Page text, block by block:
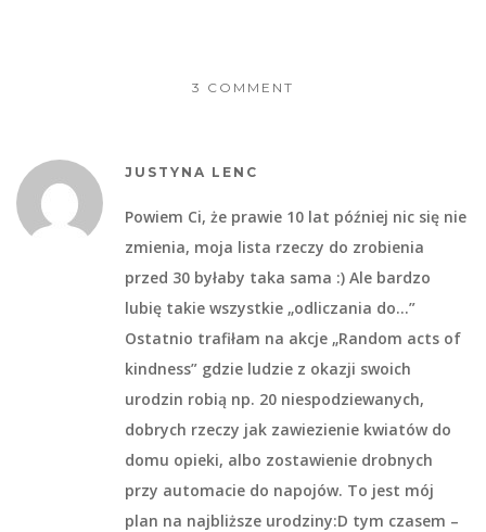
3 COMMENT
JUSTYNA LENC
Powiem Ci, że prawie 10 lat później nic się nie
zmienia, moja lista rzeczy do zrobienia
przed 30 byłaby taka sama :) Ale bardzo
lubię takie wszystkie „odliczania do…”
Ostatnio trafiłam na akcje „Random acts of
kindness” gdzie ludzie z okazji swoich
urodzin robią np. 20 niespodziewanych,
dobrych rzeczy jak zawiezienie kwiatów do
domu opieki, albo zostawienie drobnych
przy automacie do napojów. To jest mój
plan na najbliższe urodziny:D tym czasem –